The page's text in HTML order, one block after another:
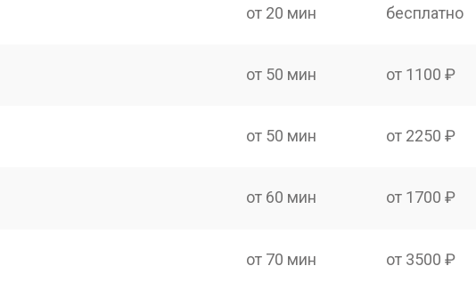
от 20 мин бесплатно
от 50 мин от 1100 ₽
от 50 мин от 2250 ₽
от 60 мин от 1700 ₽
от 70 мин от 3500 ₽